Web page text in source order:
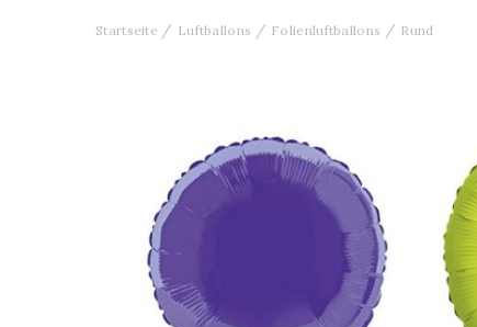
Startseite Luftballons Folienluftballons Rund